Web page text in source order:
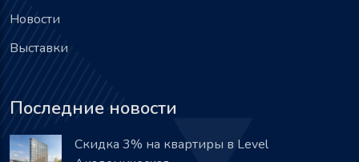
Новости
Выставки
Последние новости
Скидка 3% на квартиры в Level